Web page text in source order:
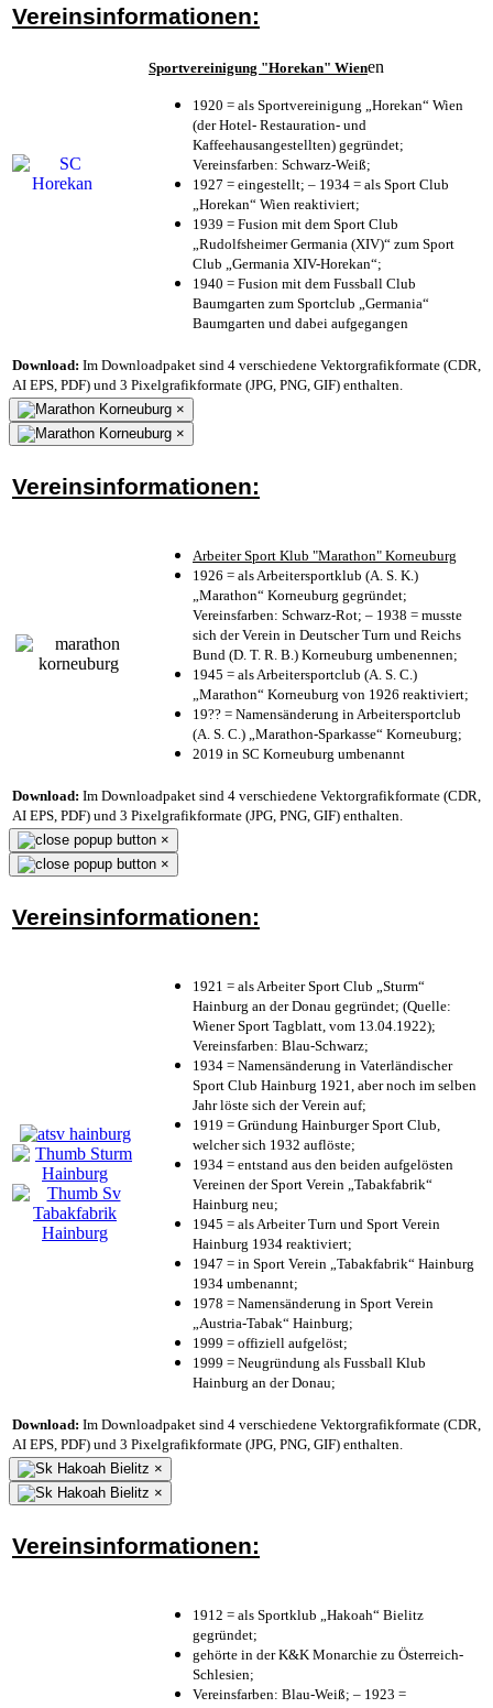
Vereinsinformationen:
Sportvereinigung "Horekan" Wienen
1920 = als Sportvereinigung „Horekan“ Wien
(der Hotel- Restauration- und
Kaffeehausangestellten) gegründet;
Vereinsfarben: Schwarz-Weiß;
1927 = eingestellt; – 1934 = als Sport Club
„Horekan“ Wien reaktiviert;
1939 = Fusion mit dem Sport Club
„Rudolfsheimer Germania (XIV)“ zum Sport
Club „Germania XIV-Horekan“;
1940 = Fusion mit dem Fussball Club
Baumgarten zum Sportclub „Germania“
Baumgarten und dabei aufgegangen
Download: Im Downloadpaket sind 4 verschiedene Vektorgrafikformate (CDR,
AI EPS, PDF) und 3 Pixelgrafikformate (JPG, PNG, GIF) enthalten.
×
×
Vereinsinformationen:
Arbeiter Sport Klub "Marathon" Korneuburg
1926 = als Arbeitersportklub (A. S. K.)
„Marathon“ Korneuburg gegründet;
Vereinsfarben: Schwarz-Rot; – 1938 = musste
sich der Verein in Deutscher Turn und Reichs
Bund (D. T. R. B.) Korneuburg umbenennen;
1945 = als Arbeitersportclub (A. S. C.)
„Marathon“ Korneuburg von 1926 reaktiviert;
19?? = Namensänderung in Arbeitersportclub
(A. S. C.) „Marathon-Sparkasse“ Korneuburg;
2019 in SC Korneuburg umbenannt
Download: Im Downloadpaket sind 4 verschiedene Vektorgrafikformate (CDR,
AI EPS, PDF) und 3 Pixelgrafikformate (JPG, PNG, GIF) enthalten.
×
×
Vereinsinformationen:
1921 = als Arbeiter Sport Club „Sturm“
Hainburg an der Donau gegründet; (Quelle:
Wiener Sport Tagblatt, vom 13.04.1922);
Vereinsfarben: Blau-Schwarz;
1934 = Namensänderung in Vaterländischer
Sport Club Hainburg 1921, aber noch im selben
Jahr löste sich der Verein auf;
1919 = Gründung Hainburger Sport Club,
welcher sich 1932 auflöste;
1934 = entstand aus den beiden aufgelösten
Vereinen der Sport Verein „Tabakfabrik“
Hainburg neu;
1945 = als Arbeiter Turn und Sport Verein
Hainburg 1934 reaktiviert;
1947 = in Sport Verein „Tabakfabrik“ Hainburg
1934 umbenannt;
1978 = Namensänderung in Sport Verein
„Austria-Tabak“ Hainburg;
1999 = offiziell aufgelöst;
1999 = Neugründung als Fussball Klub
Hainburg an der Donau;
Download: Im Downloadpaket sind 4 verschiedene Vektorgrafikformate (CDR,
AI EPS, PDF) und 3 Pixelgrafikformate (JPG, PNG, GIF) enthalten.
×
×
Vereinsinformationen:
1912 = als Sportklub „Hakoah“ Bielitz
gegründet;
gehörte in der K&K Monarchie zu Österreich-
Schlesien;
Vereinsfarben: Blau-Weiß; – 1923 =